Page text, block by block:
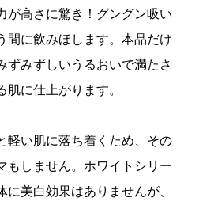
が高さに驚き！グングン吸い
間に飲みほします。本品だけ
ずみずしいうるおいで満たさ
に仕上がります。
軽い肌に落ち着くため、その
もしません。ホワイトシリー
に美白効果はありませんが、